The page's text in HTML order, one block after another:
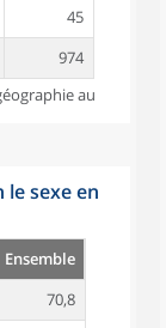
45
974
au
le sexe en
Ensemble
70,8